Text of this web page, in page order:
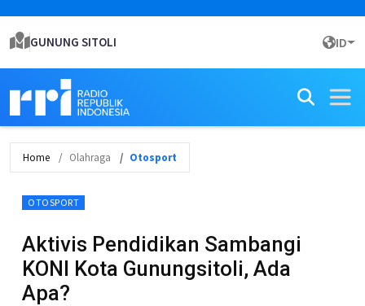
GUNUNG SITOLI ID
Home Olahraga Otosport
OTOSPORT
Aktivis Pendidikan Sambangi
KONI Kota Gunungsitoli, Ada
Apa?